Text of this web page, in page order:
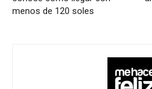
menos de 120 soles